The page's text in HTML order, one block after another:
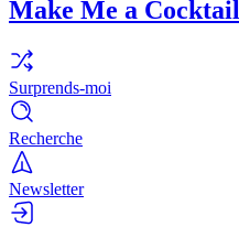
Make Me a Cocktail
Surprends-moi
Recherche
Newsletter